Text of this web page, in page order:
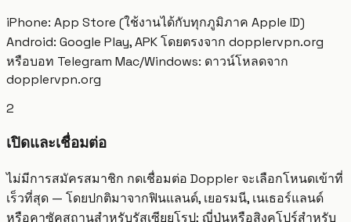
iPhone: App Store (ใช้งานได้กับทุกภูมิภาค Apple ID)
Android: Google Play, APK โดยตรงจาก dopplervpn.org
หรือบอท Telegram Mac/Windows: ดาวน์โหลดจาก
dopplervpn.org
2
เปิดและเชื่อมต่อ
ไม่มีการสมัครสมาชิก กดเชื่อมต่อ Doppler จะเลือกโหนดเข้าที่
เร็วที่สุด — โดยปกติมาจากฟินแลนด์, เยอรมนี, เนเธอร์แลนด์
หรือคาซัคสถานสำหรับรัสเซียยุโรป; ญี่ปุ่นหรือสิงคโปร์สำหรับ